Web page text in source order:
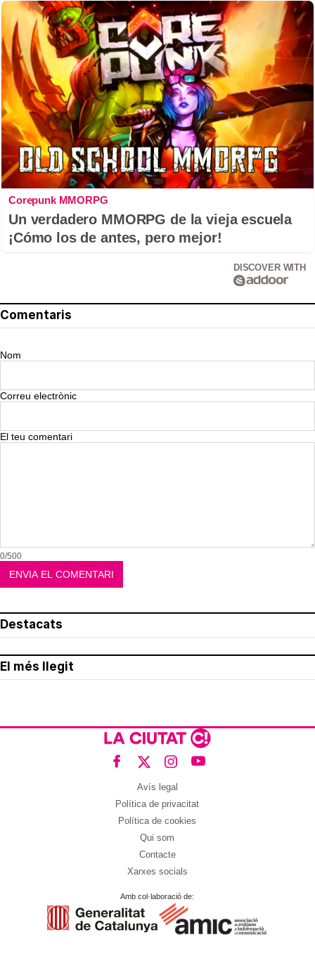
Corepunk MMORPG
Un verdadero MMORPG de la vieja escuela
¡Cómo los de antes, pero mejor!
DISCOVER WITH
Comentaris
Nom
Correu electrònic
El teu comentari
0/500
Destacats
El més llegit
Avís legal
Política de privacitat
Política de cookies
Qui som
Contacte
Xarxes socials
Amb col·laboració de: